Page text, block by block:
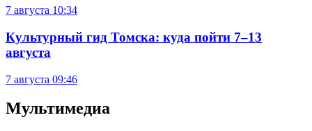
7 августа 10:34
Культурный гид Томска: куда пойти 7–13
августа
7 августа 09:46
Мультимедиа